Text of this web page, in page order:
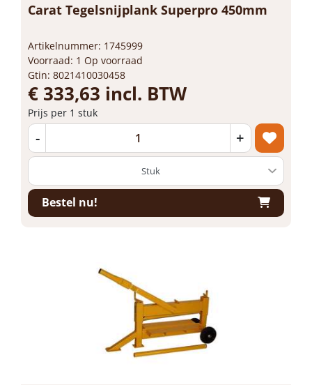
Carat Tegelsnijplank Superpro 450mm
Artikelnummer: 1745999
Voorraad: 1 Op voorraad
Gtin: 8021410030458
€ 333,63 incl. BTW
Prijs per 1 stuk
- +
Bestel nu!